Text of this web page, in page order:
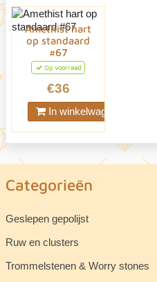
Amethist hart
op standaard
#67
Op voorraad
€36
In winkelwagen
Categorieën
Geslepen gepolijst
Ruw en clusters
Trommelstenen & Worry stones